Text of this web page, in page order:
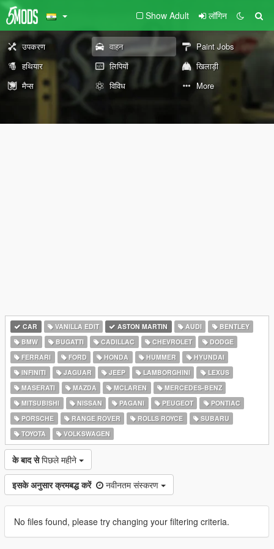
Show Adult लॉगिन
उपकरण वाहन
Paint Jobs
हथियार
लिपियों
खिलाड़ी
मैप्स
विविध More
CAR VANILLA EDIT ASTON MARTIN AUDI
BENTLEY
BMW
BUGATTI CADILLAC CHEVROLET
DODGE
FERRARI
FORD HONDA HUMMER
HYUNDAI
INFINITI
JAGUAR JEEP LAMBORGHINI
LEXUS
MASERATI
MAZDA MCLAREN
MERCEDES-BENZ
MITSUBISHI
NISSAN PAGANI PEUGEOT
PONTIAC
PORSCHE
RANGE ROVER ROLLS ROYCE
SUBARU
TOYOTA
VOLKSWAGEN
के बाद से पिछले महीने
इसके अनुसार क्रमबद्ध करें नवीनतम संस्करण
No files found, please try changing your filtering criteria.